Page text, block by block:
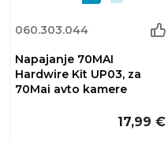
060.303.044
Napajanje 70MAI
Hardwire Kit UP03, za
70Mai avto kamere
17,99 €